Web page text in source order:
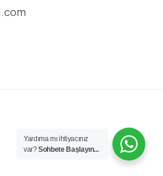
Yardıma mı ihtiyacınız
var?Sohbete Başlayın...